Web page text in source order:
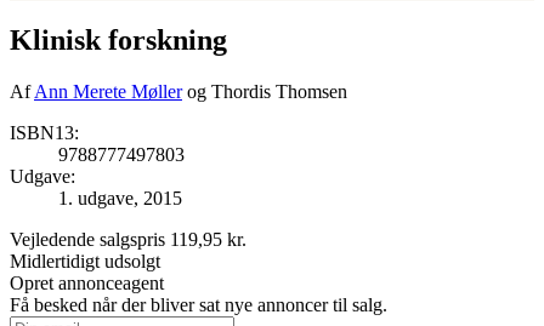
Klinisk forskning
AfAnn Merete Møllerog Thordis Thomsen
ISBN13:
9788777497803
Udgave:
1. udgave, 2015
Vejledende salgspris 119,95 kr.
Midlertidigt udsolgt
Opret annonceagent
Få besked når der bliver sat nye annoncer til salg.